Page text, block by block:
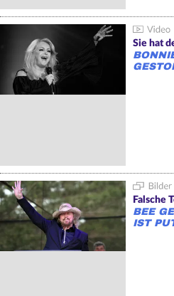
Sie hat
Falsche
BEE
IST